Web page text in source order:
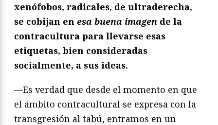
xenófobos, radicales, de ultraderecha,
se cobijan en esa buena imagen de la
contracultura para llevarse esas
etiquetas, bien consideradas
socialmente, a sus ideas.
—Es verdad que desde el momento en que
el ámbito contracultural se expresa con la
transgresión al tabú, entramos en un